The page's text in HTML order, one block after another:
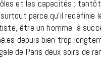
et les capacités :
parce qu’il redéfinie
être un homme, à
depuis bien trop
de Paris deux soirs de